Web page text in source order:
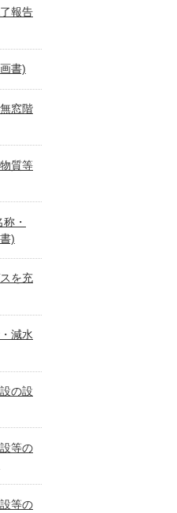
報告
書)
窓階
質等
・
)
を充
減水
の設
等の
等の